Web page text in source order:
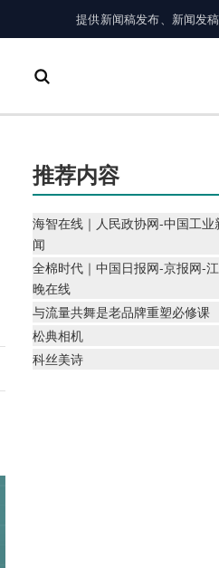
提供新闻稿发布、新闻发
推荐内容
海智在线｜人民政协网-中国工
闻
全棉时代｜中国日报网-京报网-
晚在线
与流量共舞是老品牌重塑必修课
松典相机
科丝美诗